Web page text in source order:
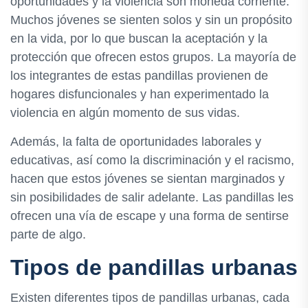
Muchos jóvenes se sienten solos y sin un propósito
en la vida, por lo que buscan la aceptación y la
protección que ofrecen estos grupos. La mayoría de
los integrantes de estas pandillas provienen de
hogares disfuncionales y han experimentado la
violencia en algún momento de sus vidas.
Además, la falta de oportunidades laborales y
educativas, así como la discriminación y el racismo,
hacen que estos jóvenes se sientan marginados y
sin posibilidades de salir adelante. Las pandillas les
ofrecen una vía de escape y una forma de sentirse
parte de algo.
Tipos de pandillas urbanas
Existen diferentes tipos de pandillas urbanas, cada